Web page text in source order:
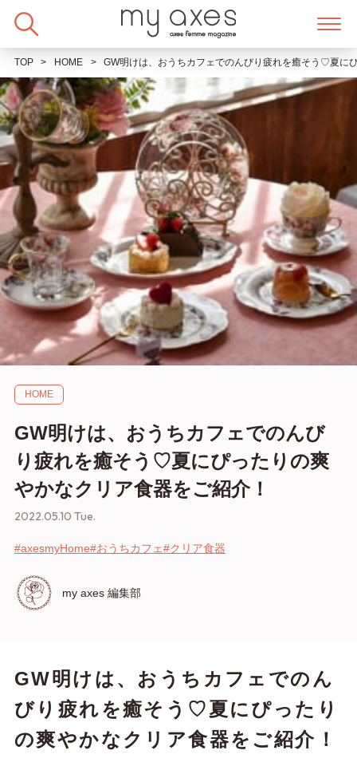
TOP HOME GW明けは、おうちカフェでのんびり疲れを癒そう♡夏に
HOME
GW明けは、おうちカフェでのんび
り疲れを癒そう♡夏にぴったりの爽
やかなクリア食器をご紹介！
2022.05.10 Tue.
#axesmyHome#おうちカフェ#クリア食器
my axes 編集部
GW明けは、おうちカフェでのん
びり疲れを癒そう♡夏にぴったり
の爽やかなクリア食器をご紹介！